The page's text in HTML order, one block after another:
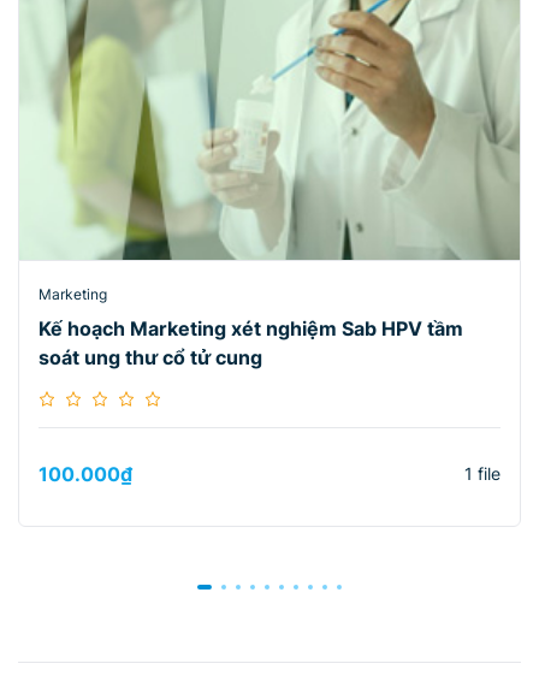
Marketing
Kế hoạch Marketing xét nghiệm Sab HPV tầm
soát ung thư cổ tử cung
100.000₫ 1 file